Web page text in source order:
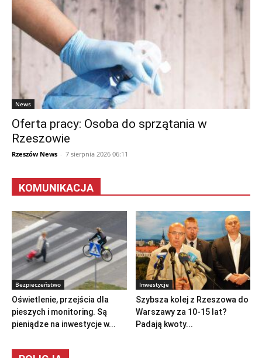
News
Oferta pracy: Osoba do sprzątania w
Rzeszowie
Rzeszów News - 7 sierpnia 2026 06:11
KOMUNIKACJA
Bezpieczeństwo
Oświetlenie, przejścia dla
pieszych i monitoring. Są
pieniądze na inwestycje w...
Inwestycje
Szybsza kolej z Rzeszowa do
Warszawy za 10-15 lat?
Padają kwoty...